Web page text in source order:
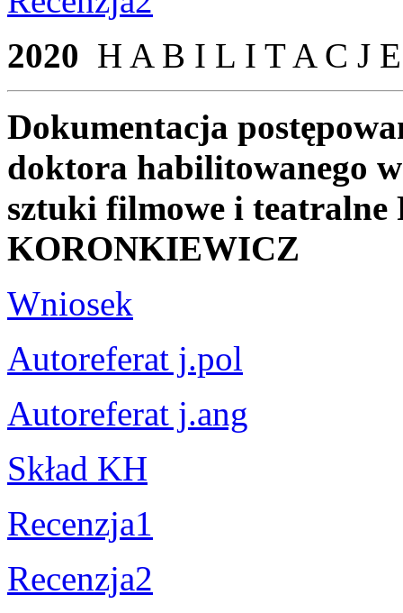
2020 H A B I L I T A C J E
Dokumentacja
doktora habilitowanego
sztuki filmowe i
KORONKIEWICZ
Wniosek
Autoreferat j.pol
Autoreferat j.ang
Skład KH
Recenzja1
Recenzja2